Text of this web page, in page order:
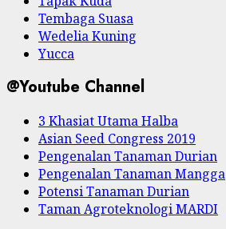
Tembaga Suasa
Wedelia Kuning
Yucca
@Youtube Channel
3 Khasiat Utama Halba
Asian Seed Congress 2019
Pengenalan Tanaman Durian
Pengenalan Tanaman Mangga
Potensi Tanaman Durian
Taman Agroteknologi MARDI